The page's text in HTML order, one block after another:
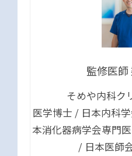
監修医師
そめや内科
医学博士 / 日本内科
本消化器病学会専門
/ 日本医師